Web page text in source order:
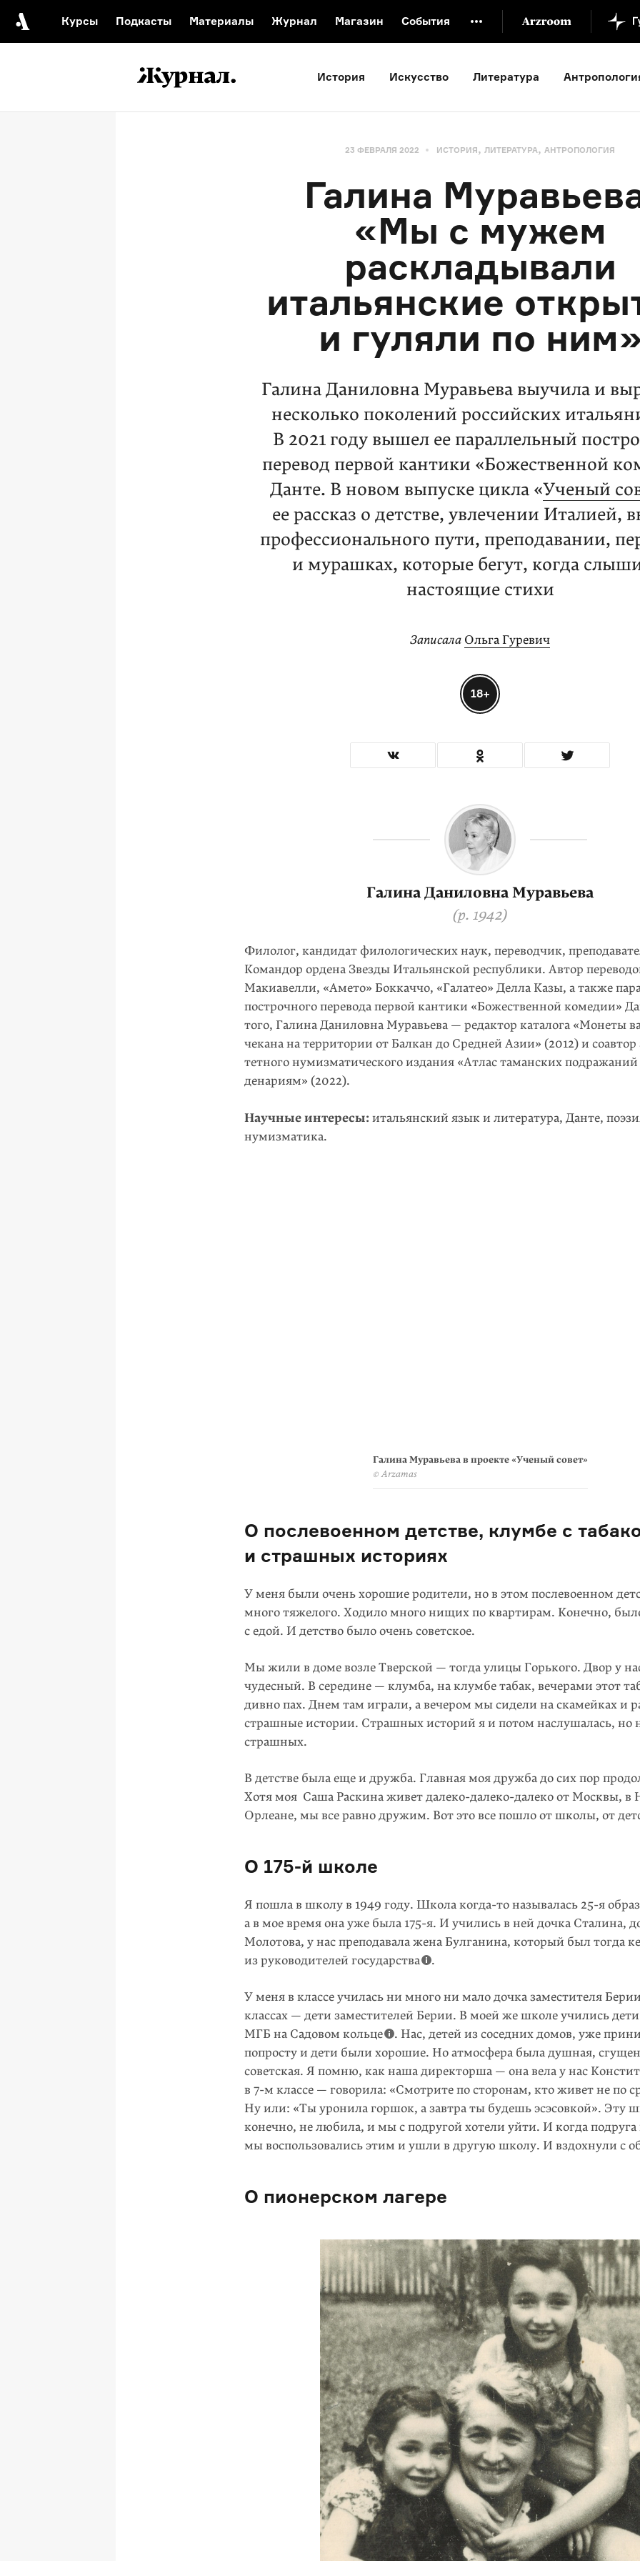
Курсы Подкасты Материалы Журнал Магазин События
Видеоистория русской культуры
Русский язык от «гой еси» до «лол кек»
История Искусство Литература
23 ФЕВРАЛЯ 2022 ИСТОРИЯ, ЛИТЕРАТУРА, АНТРОПОЛОГИЯ
Галина
«Мы с мужем
раскладывали
итальянские
и гуляли по
Галина Даниловна Муравьева выучила и
несколько поколений российских
В 2021 году вышел ее параллельный
перевод первой кантики «Божественной
Данте. В новом выпуске цикла «Ученый
ее рассказ о детстве, увлечении Италией,
профессионального пути, преподавании,
и мурашках, которые бегут, когда
настоящие стихи
Записала Ольга Гуревич
18+
Галина Даниловна Муравьева
(р. 1942)
Филолог, кандидат филологических наук, переводчик,
Командор ордена Звезды Итальянской республики. Автор
Макиавелли, «Амето» Боккаччо, «Галатео» Делла Казы, а также
построчного перевода первой кантики «Божественной комедии»
того, Галина Даниловна Муравьева — редактор каталога «Монеты
чекана на территории от Балкан до Средней Азии» (2012) и
тетного нумизмати­ческого издания «Атлас таманских
денариям» (2022).
Научные интересы: итальянский язык и литература, Данте,
нумизматика.
Галина Муравьева в проекте «Ученый совет»
© Arzamas
О послевоенном детстве, клумбе с
и страшных историях
У меня были очень хорошие родители, но в этом послевоенном
много тяжелого. Ходило много нищих по квартирам. Конечно,
с едой. И детство было очень советское.
Мы жили в доме возле Тверской — тогда улицы Горького. Двор у
чудесный. В середине — клумба, на клумбе табак, вечерами этот
дивно пах. Днем там играли, а вечером мы сидели на скамейках и
страшные истории. Страшных историй я и потом наслушалась, но
страшных.
В детстве была еще и дружба. Главная моя дружба до сих пор
Хотя моя Саша Раскина живет далеко-далеко-далеко от Москвы, в
Орлеане, мы все равно дружим. Вот это все пошло от школы, от
О 175-й школе
Я пошла в школу в 1949 году. Школакогда-тоназывалась25-я
а в мое время она уже была 175-я. И учились в ней дочка Сталина,
Молотова, у нас преподавала жена Булганина, который был тогда
из руководителей государства
.
У меня в классе училась ни много ни мало дочка заместителя
классах — дети заместителей Берии. В моей же школе учились
МГБ на Садовом кольце
. Нас, детей из соседних домов, уже
попросту и дети были хорошие. Но атмосфера была душная,
советская. Я помню, как наша директорша — она вела у нас
в 7-м классе — говорила: «Смотрите по сторонам, кто живет не по
Ну или: «Ты уронила горшок, а завтра ты будешь эсэсовкой». Эту
конечно, не любила, и мы с подругой хотели уйти. И когда подруга
мы воспользовались этим и ушли в другую школу. И вздохнули с
О пионерском лагере